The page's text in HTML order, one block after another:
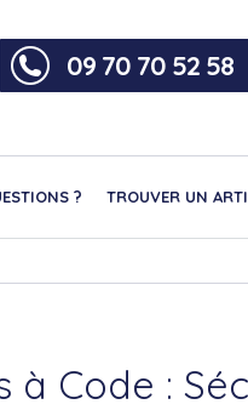
09 70 70 52 58
? TROUVER UN
à Code :